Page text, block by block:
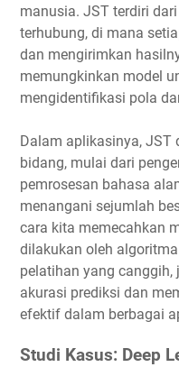
manusia. JST terdiri
terhubung, di mana
dan mengirimkan
memungkinkan model
mengidentifikasi pola
Dalam aplikasinya, JST
bidang, mulai dari
pemrosesan bahasa
menangani sejumlah
cara kita memecahkan
dilakukan oleh
pelatihan yang
akurasi prediksi dan
efektif dalam berbagai
Studi Kasus: Deep